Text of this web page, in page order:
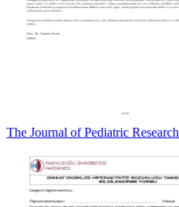
The Journal of Pediatric Research